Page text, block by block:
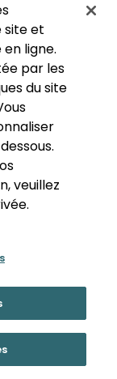
site et
ligne.
par les
du site
veuillez